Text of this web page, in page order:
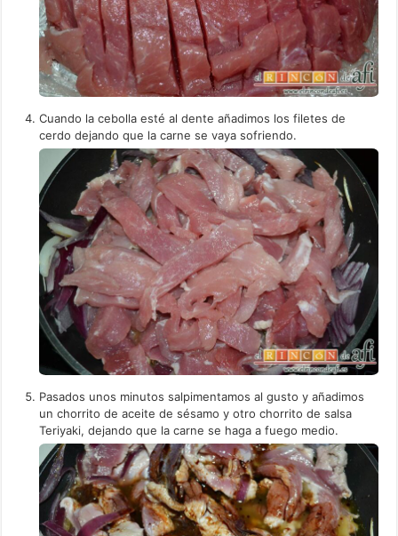
Cuando la cebolla esté al dente añadimos los filetes de
cerdo dejando que la carne se vaya sofriendo.
Pasados unos minutos salpimentamos al gusto y añadimos
un chorrito de aceite de sésamo y otro chorrito de salsa
Teriyaki, dejando que la carne se haga a fuego medio.